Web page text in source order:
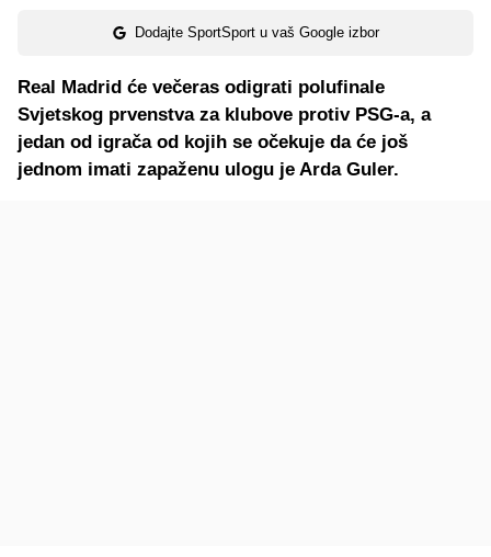
Dodajte SportSport u vaš Google izbor
Real Madrid će večeras odigrati polufinale
Svjetskog prvenstva za klubove protiv PSG-a, a
jedan od igrača od kojih se očekuje da će još
jednom imati zapaženu ulogu je Arda Guler.